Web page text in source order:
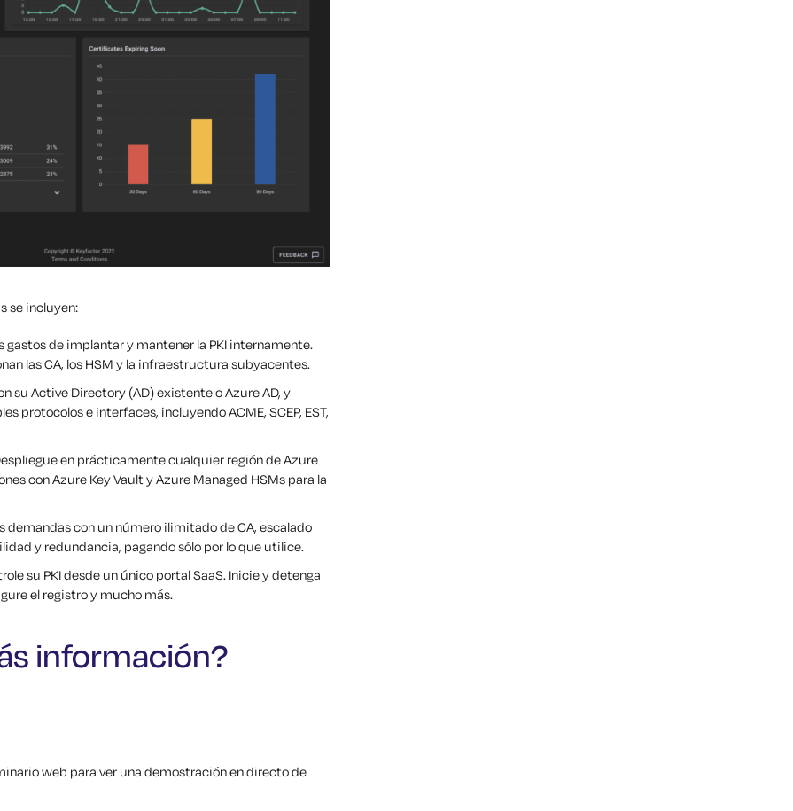
se incluyen:
gastos de implantar y mantener la PKI internamente.
las CA, los HSM y la infraestructura subyacentes.
su Active Directory (AD) existente o Azure AD, y
protocolos e interfaces, incluyendo ACME, SCEP, EST,
en prácticamente cualquier región de Azure
con Azure Key Vault y Azure Managed HSMs para la
demandas con un número ilimitado de CA, escalado
y redundancia, pagando sólo por lo que utilice.
su PKI desde un único portal SaaS. Inicie y detenga
el registro y mucho más.
información?
web para ver una demostración en directo de